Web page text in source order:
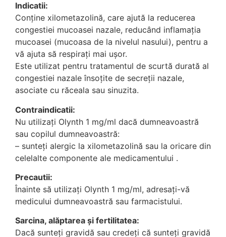
Indicatii:
Conţine xilometazolină, care ajută la reducerea
congestiei mucoasei nazale, reducând inflamaţia
mucoasei (mucoasa de la nivelul nasului), pentru a
vă ajuta să respiraţi mai uşor.
Este utilizat pentru tratamentul de scurtă durată al
congestiei nazale însoţite de secreţii nazale,
asociate cu răceala sau sinuzita.
Contraindicatii:
Nu utilizaţi Olynth 1 mg/ml dacă dumneavoastră
sau copilul dumneavoastră:
– sunteţi alergic la xilometazolină sau la oricare din
celelalte componente ale medicamentului .
Precautii:
Înainte să utilizaţi Olynth 1 mg/ml, adresaţi-vă
medicului dumneavoastră sau farmacistului.
Sarcina, alăptarea și fertilitatea:
Dacă sunteţi gravidă sau credeţi că sunteţi gravidă